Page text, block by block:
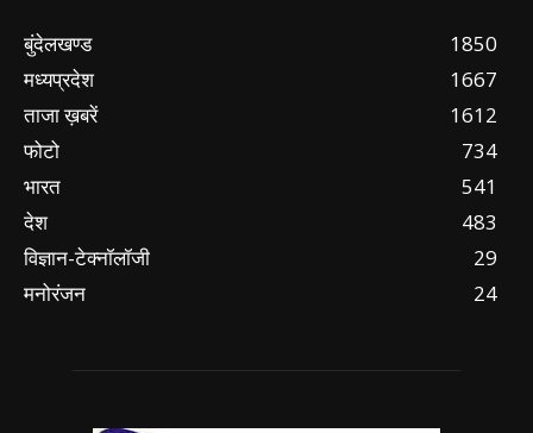
बुंदेलखण्ड
1850
मध्यप्रदेश
1667
ताजा ख़बरें
1612
फोटो
734
भारत
541
देश
483
विज्ञान-टेक्नॉलॉजी
29
मनोरंजन
24